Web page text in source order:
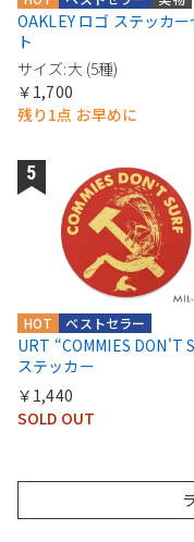
OAKLEY ロゴ ステッカー
ト
サイズ:大 (5種)
￥1,700
残り1点 お早めに
ベストセラー
HOT
URT “COMMIES DON'T
ステッカー
￥1,440
SOLD OUT